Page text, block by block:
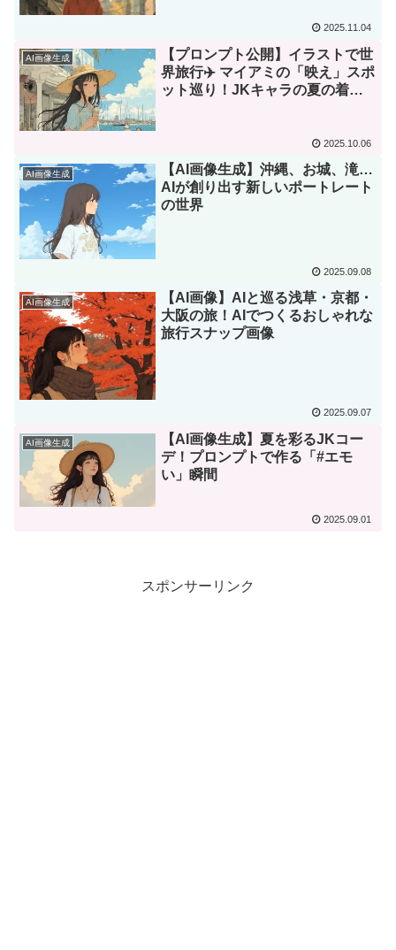
2025.11.04
AI画像生成
【プロンプト公開】イラストで世
界旅行✈️ マイアミの「映え」スポ
ット巡り！JKキャラの夏の着回
2025.10.06
AI画像生成
​【AI画像生成】沖縄、お城、滝…
AIが創り出す新しいポートレート
の世界
2025.09.08
AI画像生成
【AI画像】AIと巡る浅草・京都・
大阪の旅！AIでつくるおしゃれな
旅行スナップ画像
2025.09.07
AI画像生成
​【AI画像生成】夏を彩るJKコー
デ！プロンプトで作る「#エモ
い」瞬間
2025.09.01
スポンサーリンク